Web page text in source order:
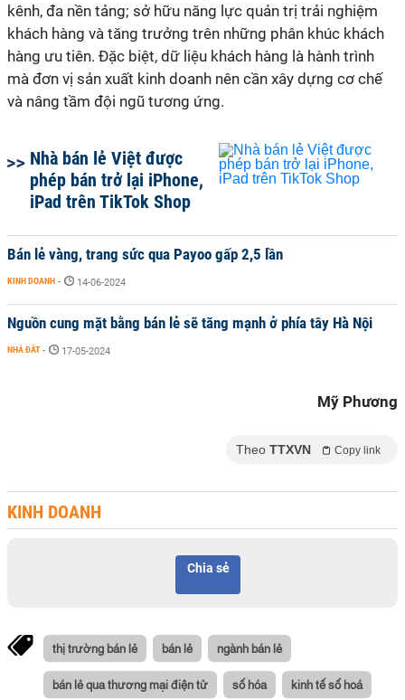
kênh, đa nền tảng; sở hữu năng lực quản trị trải nghiệm
khách hàng và tăng trưởng trên những phân khúc khách
hàng ưu tiên. Đặc biệt, dữ liệu khách hàng là hành trình
mà đơn vị sản xuất kinh doanh nên cần xây dựng cơ chế
và nâng tầm đội ngũ tương ứng.
Nhà bán lẻ Việt được
phép bán trở lại iPhone,
iPad trên TikTok Shop
Bán lẻ vàng, trang sức qua Payoo gấp 2,5 lần
KINH DOANH - 14-06-2024
Nguồn cung mặt bằng bán lẻ sẽ tăng mạnh ở phía tây Hà Nội
NHÀ ĐẤT - 17-05-2024
Mỹ Phương
Theo TTXVN Copy link
KINH DOANH
Chia sẻ
thị trường bán lẻ bán lẻ ngành bán lẻ
bán lẻ qua thương mại điện tử số hóa kinh tế số hoá